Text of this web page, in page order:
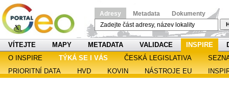
Adresy Metadata Dokumenty
VÍTEJTE MAPY METADATA VALIDACE INSPIRE
O INSPIRE
TÝKÁ SE I VÁS ČESKÁ LEGISLATIVA
PRIORITNÍ DATA
HVD KOVIN NÁSTROJE EU